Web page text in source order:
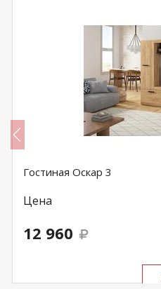
Гостиная Оскар 3
Цена
12 960